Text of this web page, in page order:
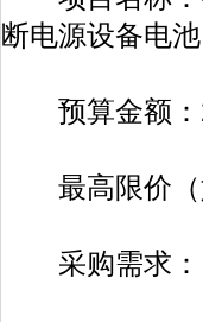
断电源设备电
预算金额：
最高限价（
采购需求：